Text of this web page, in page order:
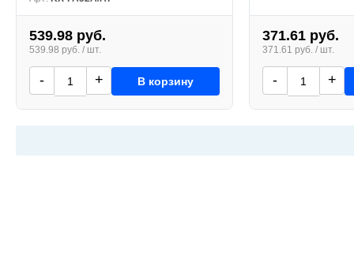
539.98 руб.
539.98 руб. / шт.
- + В корзину
371.61 руб.
371.61 руб. / шт.
- +